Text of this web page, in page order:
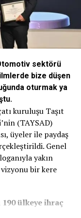
sektörü
bize düşen
oturmak ya
kuruluşu Taşıt
(TAYSAD)
üyeler ile paydaş
Genel
yakın
bir kere
ülkeye ihraç